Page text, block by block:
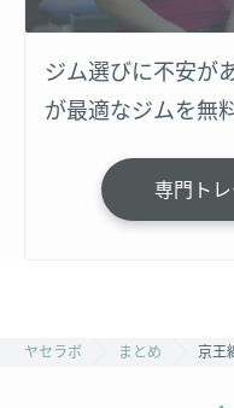
ジム選びに不安が
が最適なジムを無
専門ト
ヤセラボ まとめ 京王